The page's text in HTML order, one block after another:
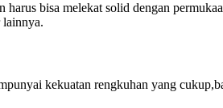
harus bisa melekat solid dengan
lainnya.
kekuatan rengkuhan yang